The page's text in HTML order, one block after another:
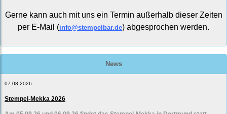
Gerne kann auch mit uns ein Termin außerhalb dieser Zeiten
per E-Mail (info@stempelbar.de) abgesprochen werden.
News
07.08.2026
Stempel-Mekka 2026